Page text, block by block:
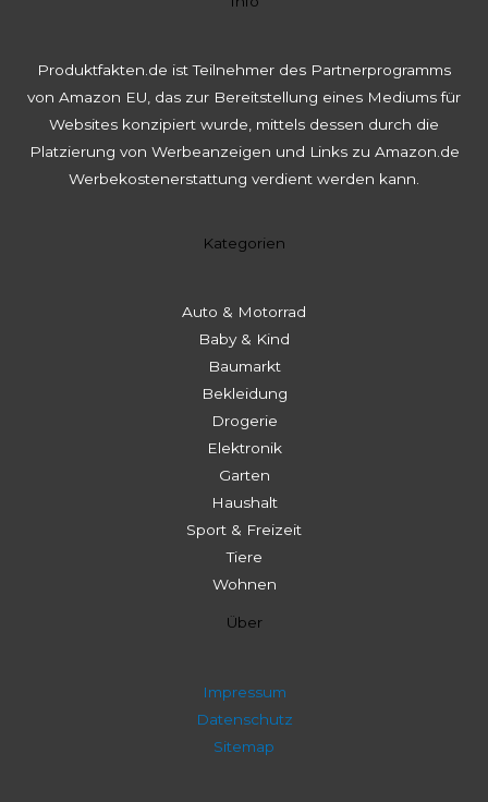
Produktfakten.de ist Teilnehmer des Partnerprogramms
von Amazon EU, das zur Bereitstellung eines Mediums für
Websites konzipiert wurde, mittels dessen durch die
Platzierung von Werbeanzeigen und Links zu Amazon.de
Werbekostenerstattung verdient werden kann.
Kategorien
Auto & Motorrad
Baby & Kind
Baumarkt
Bekleidung
Drogerie
Elektronik
Garten
Haushalt
Sport & Freizeit
Tiere
Wohnen
Über
Impressum
Datenschutz
Sitemap